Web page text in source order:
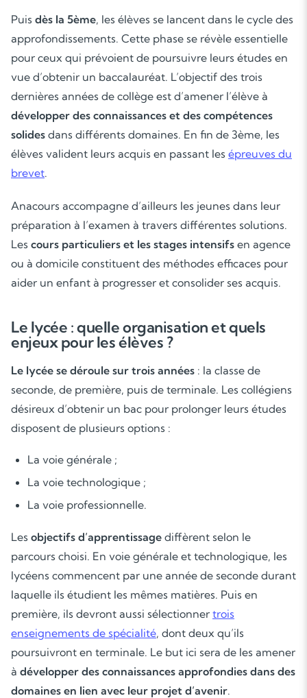
Puis dès la 5ème, les élèves se lancent dans le cycle des
approfondissements. Cette phase se révèle essentielle
pour ceux qui prévoient de poursuivre leurs études en
vue d’obtenir un baccalauréat. L’objectif des trois
dernières années de collège est d’amener l’élève à
développer des connaissances et des compétences
solides dans différents domaines. En fin de 3ème, les
élèves valident leurs acquis en passant les épreuves du
brevet.
Anacours accompagne d’ailleurs les jeunes dans leur
préparation à l’examen à travers différentes solutions.
Les cours particuliers et les stages intensifs en agence
ou à domicile constituent des méthodes efficaces pour
aider un enfant à progresser et consolider ses acquis.
Le lycée : quelle organisation et quels
enjeux pour les élèves ?
Le lycée se déroule sur trois années : la classe de
seconde, de première, puis de terminale. Les collégiens
désireux d’obtenir un bac pour prolonger leurs études
disposent de plusieurs options :
La voie générale ;
La voie technologique ;
La voie professionnelle.
Les objectifs d’apprentissage diffèrent selon le
parcours choisi. En voie générale et technologique, les
lycéens commencent par une année de seconde durant
laquelle ils étudient les mêmes matières. Puis en
première, ils devront aussi sélectionner trois
enseignements de spécialité, dont deux qu’ils
poursuivront en terminale. Le but ici sera de les amener
à développer des connaissances approfondies dans des
domaines en lien avec leur projet d’avenir.
Soutien scolaire